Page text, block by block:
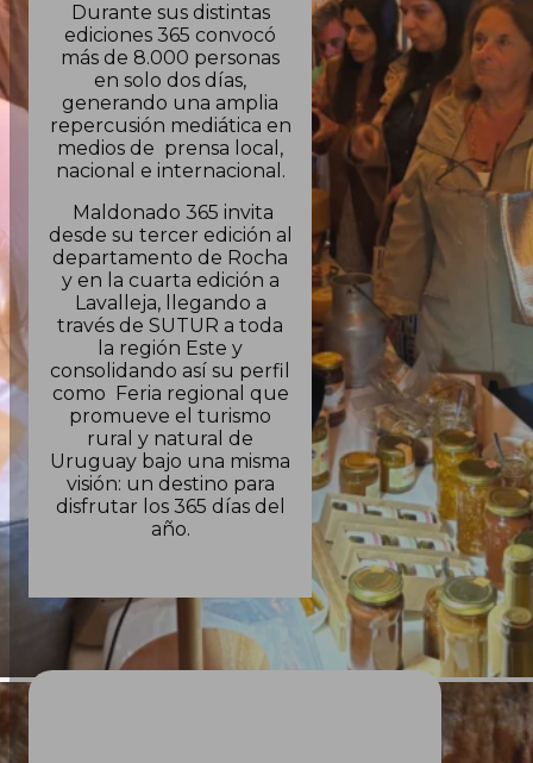
Durante sus distintas
ediciones 365 convocó
más de 8.000 personas
en solo dos días,
generando una amplia
repercusión mediática en
medios de prensa local,
nacional e internacional.
Maldonado 365 invita
desde su tercer edición al
departamento de Rocha
y en la cuarta edición a
Lavalleja, llegando a
través de SUTUR a toda
la región Este y
consolidando así su perfil
como Feria regional que
promueve el turismo
rural y natural de
Uruguay bajo una misma
visión: un destino para
disfrutar los 365 días del
año.